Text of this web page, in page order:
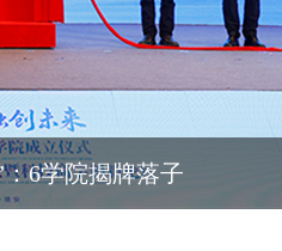
6学院揭牌落子